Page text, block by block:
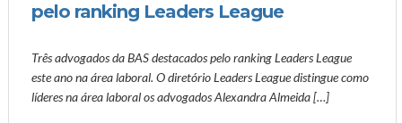
pelo ranking Leaders League
Três advogados da BAS destacados pelo ranking Leaders League
este ano na área laboral. O diretório Leaders League distingue como
líderes na área laboral os advogados Alexandra Almeida […]